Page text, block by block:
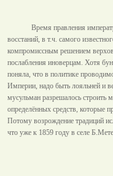
Время правления
восстаний, в т.ч. самого
компромиссным решением
послабления иноверцам. Хотя
поняла, что в политике
Империи, надо быть лояльней и
мусульман разрешалось строить
определённых средств, которые
Потому возрождение традиций
что уже к 1859 году в селе